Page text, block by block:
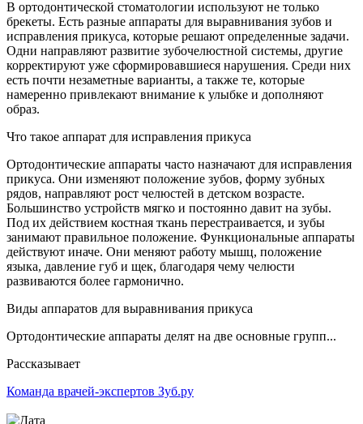
В ортодонтической стоматологии используют не только
брекеты. Есть разные аппараты для выравнивания зубов и
исправления прикуса, которые решают определенные задачи.
Одни направляют развитие зубочелюстной системы, другие
корректируют уже сформировавшиеся нарушения. Среди них
есть почти незаметные варианты, а также те, которые
намеренно привлекают внимание к улыбке и дополняют
образ.
Что такое аппарат для исправления прикуса
Ортодонтические аппараты часто назначают для исправления
прикуса. Они изменяют положение зубов, форму зубных
рядов, направляют рост челюстей в детском возрасте.
Большинство устройств мягко и постоянно давит на зубы.
Под их действием костная ткань перестраивается, и зубы
занимают правильное положение. Функциональные аппараты
действуют иначе. Они меняют работу мышц, положение
языка, давление губ и щек, благодаря чему челюсти
развиваются более гармонично.
Виды аппаратов для выравнивания прикуса
Ортодонтические аппараты делят на две основные групп...
Рассказывает
Команда врачей-экспертов Зуб.ру